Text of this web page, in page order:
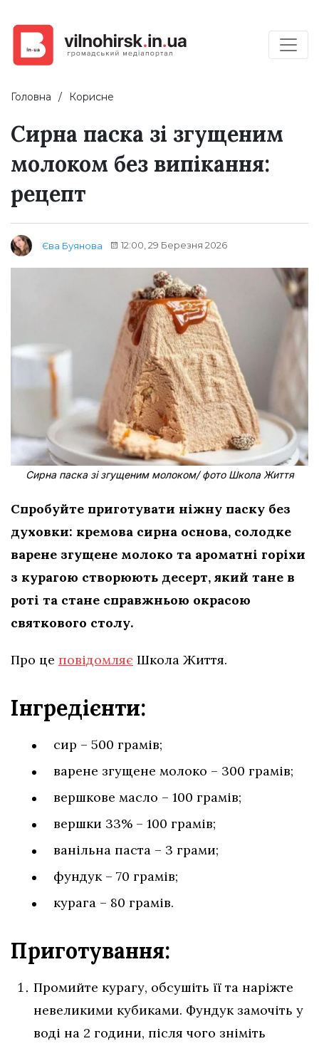
Головна Корисне
Сирна паска зі згущеним
молоком без випікання:
рецепт
Єва Буянова 12:00, 29 Березня 2026
Сирна паска зі згущеним молоком/ фото Школа Життя
Спробуйте приготувати ніжну паску без
духовки: кремова сирна основа, солодке
варене згущене молоко та ароматні горіхи
з курагою створюють десерт, який тане в
роті та стане справжньою окрасою
святкового столу.
Про це повідомляє Школа Життя.
Інгредієнти:
сир – 500 грамів;
варене згущене молоко – 300 грамів;
вершкове масло – 100 грамів;
вершки 33% – 100 грамів;
ванільна паста – 3 грами;
фундук – 70 грамів;
курага – 80 грамів.
Приготування:
Промийте курагу, обсушіть її та наріжте
невеликими кубиками. Фундук замочіть у
воді на 2 години, після чого зніміть